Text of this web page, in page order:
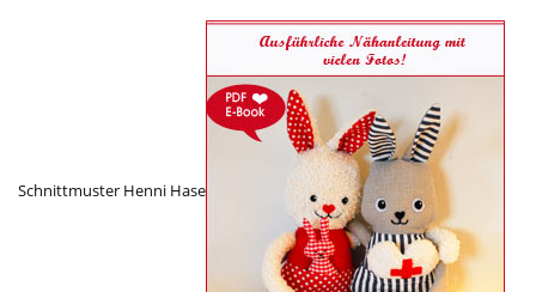
Schnittmuster Henni Hase